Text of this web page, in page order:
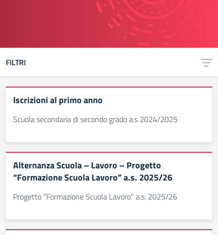
FILTRI
Iscrizioni al primo anno
Scuola secondaria di secondo grado a.s 2024/2025
Alternanza Scuola – Lavoro – Progetto
“Formazione Scuola Lavoro” a.s. 2025/26
Progetto “Formazione Scuola Lavoro” a.s. 2025/26